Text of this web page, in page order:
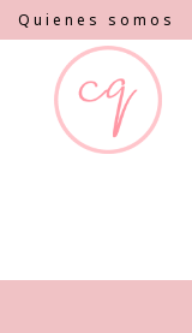
Quienes somos